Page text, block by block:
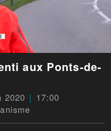
aux Ponts-de-
2020
17:00